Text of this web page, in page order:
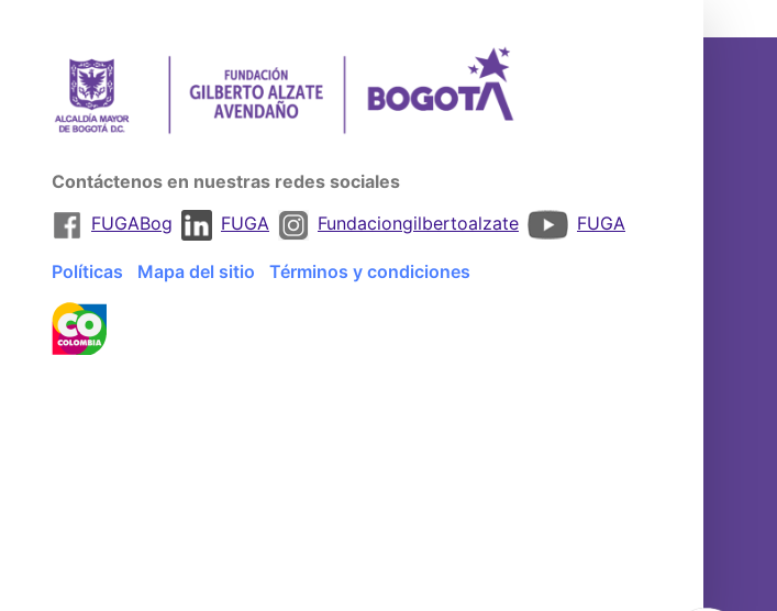
Contáctenos en nuestras redes sociales
FUGABog
FUGA Fundaciongilbertoalzate FUGA
Políticas Mapa del sitio Términos y condiciones